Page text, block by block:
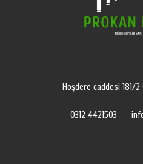
Hoşdere caddesi 181/2
0312 4421503